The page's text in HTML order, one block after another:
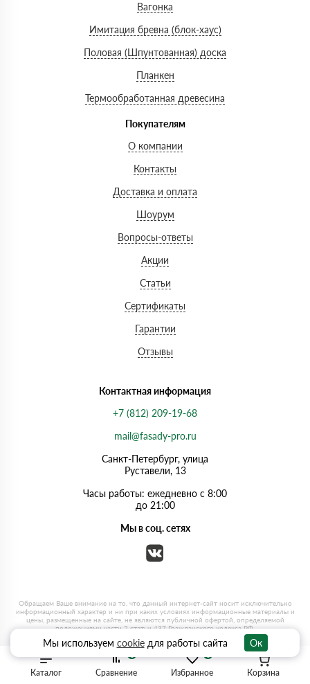
Каталог Избранное
Сравнение Корзина
Вагонка
Имитация бревна (блок-хаус)
Половая (Шпунтованная) доска
Планкен
Термообработанная древесина
Покупателям
О компании
Контакты
Доставка и оплата
Шоурум
Вопросы-ответы
Акции
Статьи
Сертификаты
Гарантии
Отзывы
Контактная информация
+7 (812) 209-19-68
mail@fasady-pro.ru
Санкт-Петербург, улица
Руставели, 13
Часы работы: ежедневно с 8:00
до 21:00
Мы в соц. сетях
Мы используем cookieдля работы сайта Ок